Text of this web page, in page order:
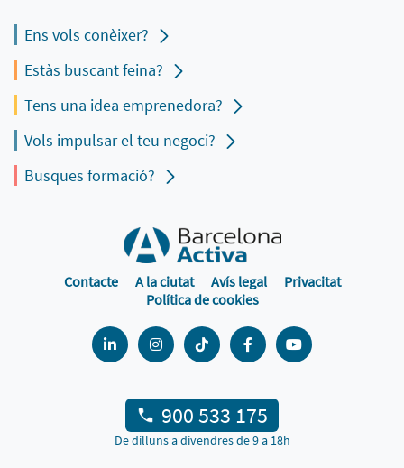
Ens vols conèixer?
Estàs buscant feina?
Tens una idea emprenedora?
Vols impulsar el teu negoci?
Busques formació?
Contacte A la ciutat Avís legal
Privacitat
Política de cookies
900 533 175
De dilluns a divendres de 9 a 18h